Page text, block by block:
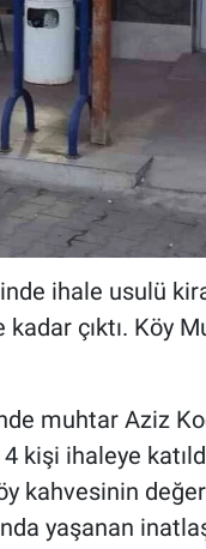
ihale usulü
çıktı. Köy
muhtar Aziz
ihaleye
kahvesinin
yaşanan